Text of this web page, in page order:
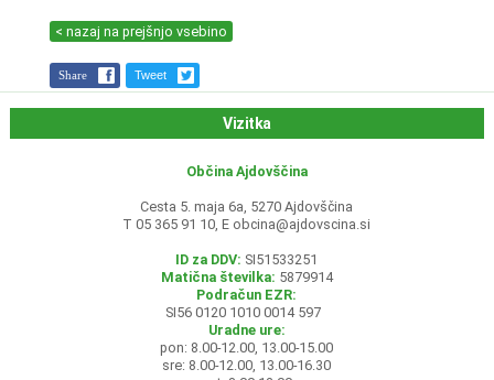
< nazaj na prejšnjo vsebino
Share Tweet
Vizitka
Občina Ajdovščina
Cesta 5. maja 6a, 5270 Ajdovščina
T 05 365 91 10, E obcina@ajdovscina.si
ID za DDV: SI51533251
Matična številka: 5879914
Podračun EZR:
SI56 0120 1010 0014 597
Uradne ure:
pon: 8.00-12.00, 13.00-15.00
sre: 8.00-12.00, 13.00-16.30